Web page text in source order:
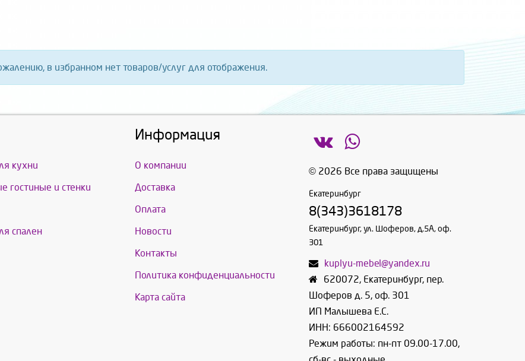
в избранном нет товаров/услуг для отображения.
кухни
гостиные и стенки
спален
Информация
О компании
Доставка
Оплата
Новости
Контакты
Политика конфиденциальности
Карта сайта
© 2026 Все права защищены
Екатеринбург
8(343)3618178
Екатеринбург, ул. Шоферов, д.5А, оф.
301
kuplyu-mebel@yandex.ru
620072, Екатеринбург, пер.
Шоферов д. 5, оф. 301
ИП Малышева Е.С.
ИНН: 666002164592
Режим работы: пн-пт 09.00-17.00,